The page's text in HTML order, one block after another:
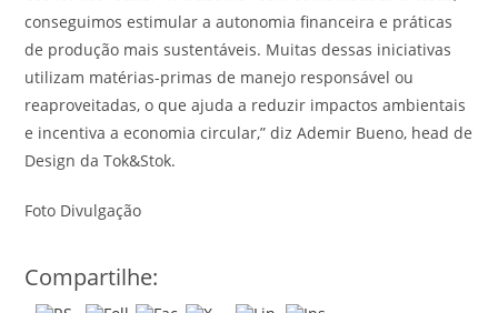
conseguimos estimular a autonomia financeira e práticas
de produção mais sustentáveis. Muitas dessas iniciativas
utilizam matérias-primas de manejo responsável ou
reaproveitadas, o que ajuda a reduzir impactos ambientais
e incentiva a economia circular,” diz Ademir Bueno, head de
Design da Tok&Stok.
Foto Divulgação
Compartilhe: